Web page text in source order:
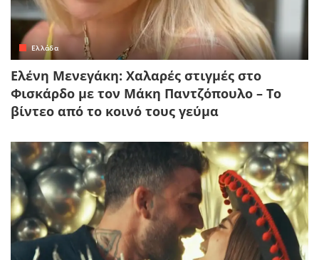
Ελλάδα
Ελένη Μενεγάκη: Χαλαρές στιγμές στο
Φισκάρδο με τον Μάκη Παντζόπουλο – Το
βίντεο από το κοινό τους γεύμα